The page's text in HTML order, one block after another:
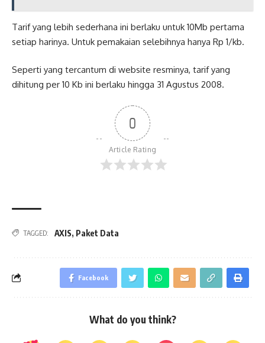
Tarif yang lebih sederhana ini berlaku untuk 10Mb pertama
setiap harinya. Untuk pemakaian selebihnya hanya Rp 1/kb.
Seperti yang tercantum di website resminya, tarif yang
dihitung per 10 Kb ini berlaku hingga 31 Agustus 2008.
0
Article Rating
TAGGED: AXIS, Paket Data
Facebook
What do you think?